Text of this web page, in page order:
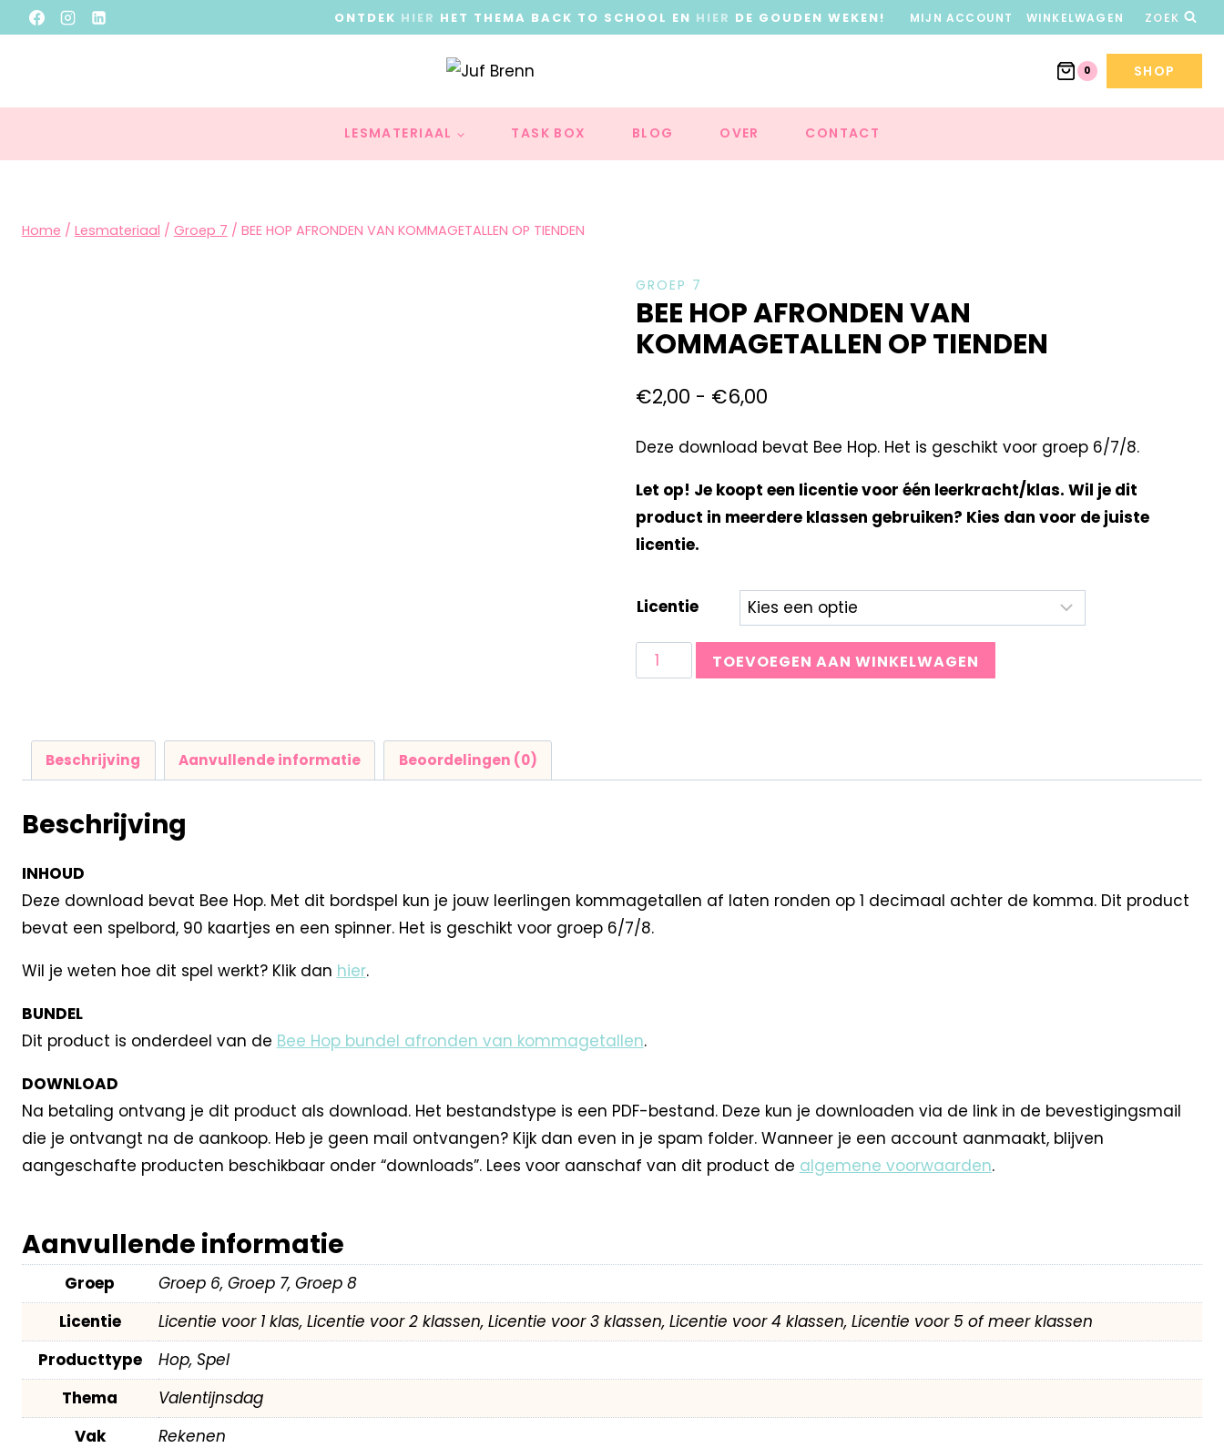
ONTDEK HIER HET THEMA BACK TO SCHOOL EN HIER DE GOUDEN WEKEN! MIJN ACCOUNT WINKELWAGEN ZOEK
0 SHOP
LESMATERIAAL TASK BOX BLOG OVER CONTACT
Home / Lesmateriaal / Groep 7 / BEE HOP AFRONDEN VAN KOMMAGETALLEN OP TIENDEN
GROEP 7
BEE HOP AFRONDEN VAN
KOMMAGETALLEN OP TIENDEN
€2,00 - €6,00
Deze download bevat Bee Hop. Het is geschikt voor groep 6/7/8.
Let op! Je koopt een licentie voor één leerkracht/klas. Wil je dit
product in meerdere klassen gebruiken? Kies dan voor de juiste
licentie.
Licentie
TOEVOEGEN AAN WINKELWAGEN
Beschrijving Aanvullende informatie Beoordelingen (0)
Beschrijving
INHOUD
Deze download bevat Bee Hop. Met dit bordspel kun je jouw leerlingen kommagetallen af laten ronden op 1 decimaal achter de komma. Dit product
bevat een spelbord, 90 kaartjes en een spinner. Het is geschikt voor groep 6/7/8.
Wil je weten hoe dit spel werkt? Klik dan hier.
BUNDEL
Dit product is onderdeel van de Bee Hop bundel afronden van kommagetallen.
DOWNLOAD
Na betaling ontvang je dit product als download. Het bestandstype is een PDF-bestand. Deze kun je downloaden via de link in de bevestigingsmail
die je ontvangt na de aankoop. Heb je geen mail ontvangen? Kijk dan even in je spam folder. Wanneer je een account aanmaakt, blijven
aangeschafte producten beschikbaar onder “downloads”. Lees voor aanschaf van dit product de algemene voorwaarden.
Aanvullende informatie
Groep
Groep 6, Groep 7, Groep 8
Licentie
Licentie voor 1 klas, Licentie voor 2 klassen, Licentie voor 3 klassen, Licentie voor 4 klassen, Licentie voor 5 of meer klassen
Producttype
Hop, Spel
Thema
Valentijnsdag
Vak
Rekenen